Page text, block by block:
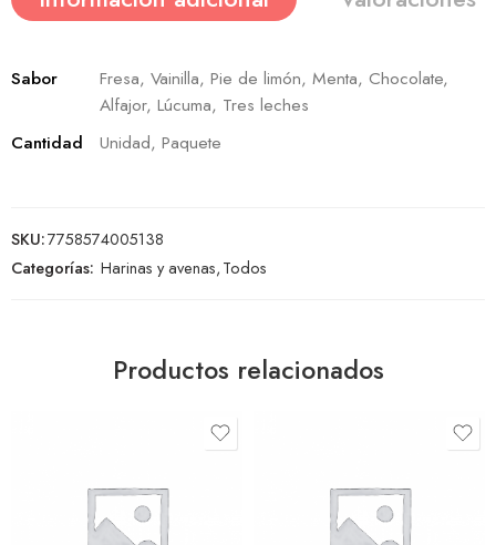
Sabor
Fresa, Vainilla, Pie de limón, Menta, Chocolate,
Alfajor, Lúcuma, Tres leches
Cantidad
Unidad, Paquete
SKU:7758574005138
Categorías: Harinas y avenas,Todos
Productos relacionados